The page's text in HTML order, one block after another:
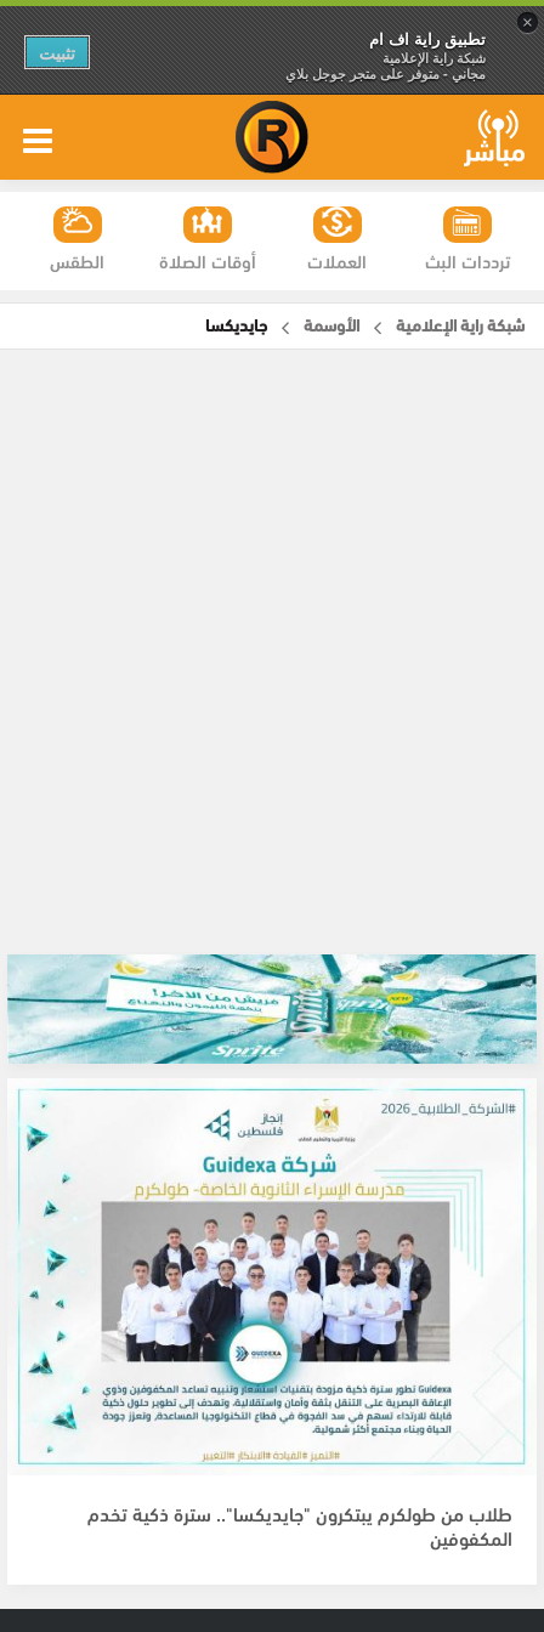
×
تطبيق راية اف ام
شبكة راية الإعلامية
مجاني - متوفر على متجر جوجل بلاي
تثبيت
الطقس أوقات الصلاة العملات ترددات البث
شبكة راية الإعلامية الأوسمة جايديكسا
طلاب من طولكرم يبتكرون "جايديكسا".. سترة ذكية تخدم
المكفوفين